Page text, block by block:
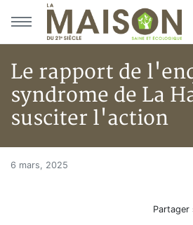
Aller au menu principal
Aller au contenu principal
Le rapport de
syndrome de La
susciter l'action
Accueil
Le rapport de l'enquête sur
Le rapport de
6 mars, 2025
Partager